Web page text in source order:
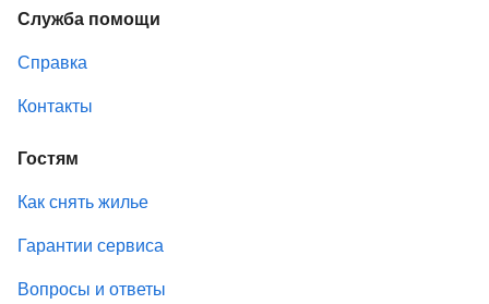
Служба помощи
Справка
Контакты
Гостям
Как снять жилье
Гарантии сервиса
Вопросы и ответы